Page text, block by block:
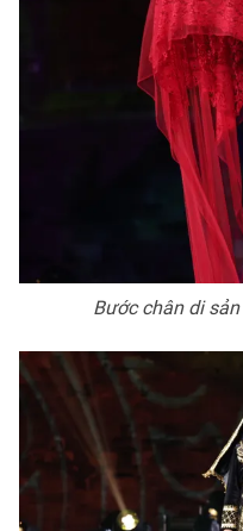
Bước chân di sản